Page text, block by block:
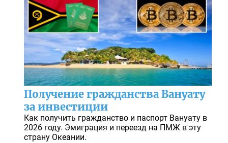
Получение гражданства Вануату
за инвестиции
Как получить гражданство и паспорт Вануату в
2026 году. Эмиграция и переезд на ПМЖ в эту
страну Океании.